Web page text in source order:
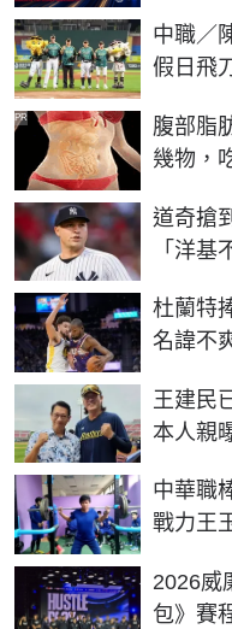
中職／
假日飛
腹部脂
幾物，
PR
道奇搶
「洋基
杜蘭特
名諱不
王建民
本人親
中華職
戰力王
2026威
包》賽